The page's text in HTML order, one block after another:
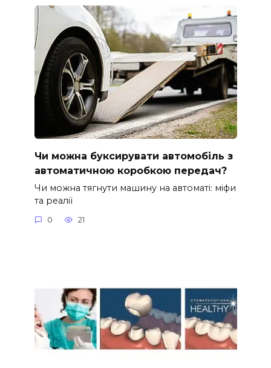
Чи можна буксирувати автомобіль з
автоматичною коробкою передач?
Чи можна тягнути машину на автоматі: міфи
та реалії
0 21